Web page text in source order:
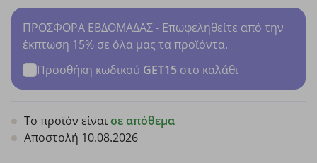
ΠΡΟΣΦΟΡΑ ΕΒΔΟΜΑΔΑΣ - Επωφεληθείτε από την
έκπτωση 15% σε όλα μας τα προϊόντα.
Προσθήκη κωδικού GET15 στο καλάθι
Το προϊόν είναι σε απόθεμα
Αποστολή 10.08.2026